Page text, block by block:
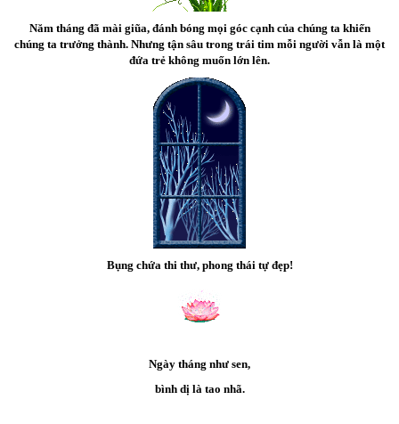
Năm tháng đã mài giũa, đánh bóng mọi góc cạnh của chúng ta khiến
chúng ta trưởng thành. Nhưng tận sâu trong trái tim mỗi người vẫn là một
đứa trẻ không muốn lớn lên.
Bụng chứa thi thư, phong thái tự đẹp!
Ngày tháng như sen,
bình dị là tao nhã.